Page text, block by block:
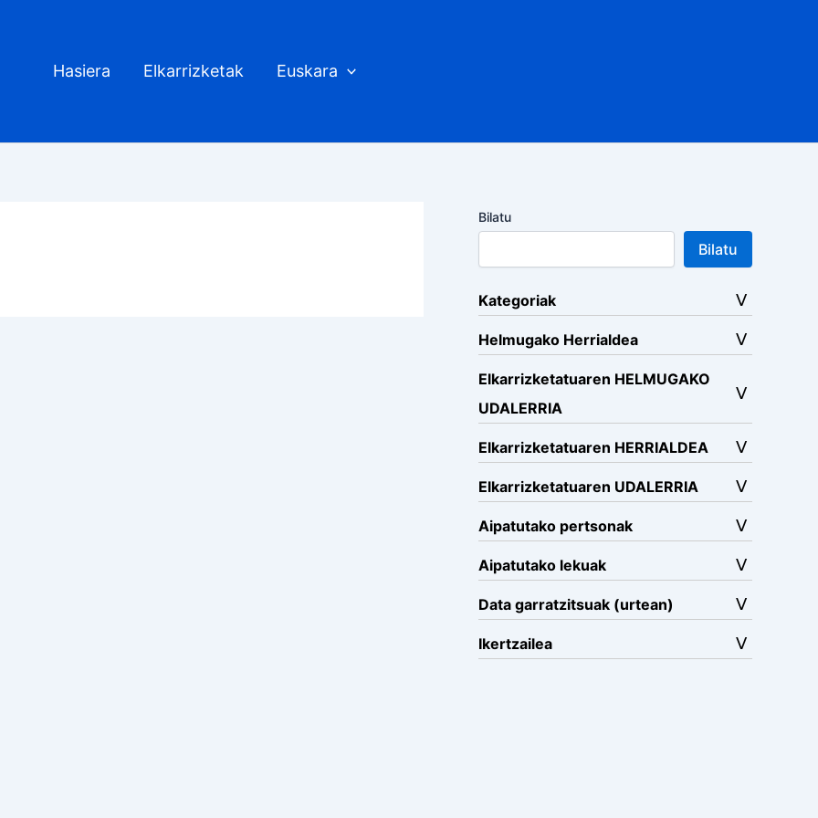
Hasiera Elkarrizketak Euskara
Bilatu
Bilatu
Kategoriak
Helmugako Herrialdea
Elkarrizketatuaren HELMUGAKO
UDALERRIA
Elkarrizketatuaren HERRIALDEA
Elkarrizketatuaren UDALERRIA
Aipatutako pertsonak
Aipatutako lekuak
Data garratzitsuak (urtean)
Ikertzailea